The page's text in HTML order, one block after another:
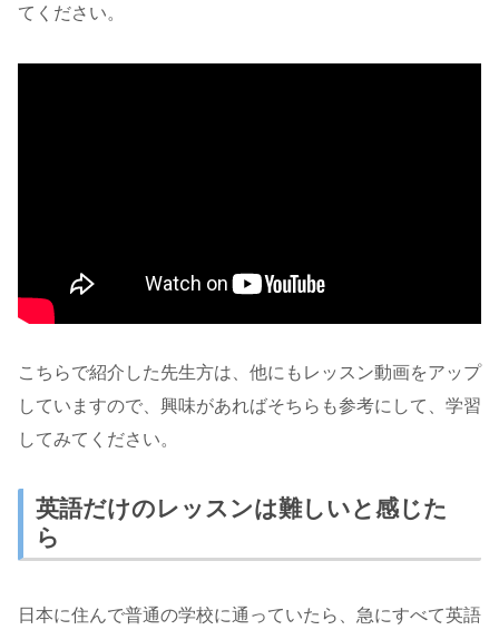
てください。
こちらで紹介した先生方は、他にもレッスン動画をアップ
していますので、興味があればそちらも参考にして、学習
してみてください。
英語だけのレッスンは難しいと感じた
ら
日本に住んで普通の学校に通っていたら、急にすべて英語